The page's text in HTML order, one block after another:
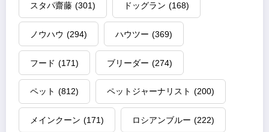
スタパ齋藤 (301) ドッグラン (168)
ノウハウ (294) ハウツー (369)
フード (171) ブリーダー (274)
ペット (812) ペットジャーナリスト (200)
メインクーン (171) ロシアンブルー (222)